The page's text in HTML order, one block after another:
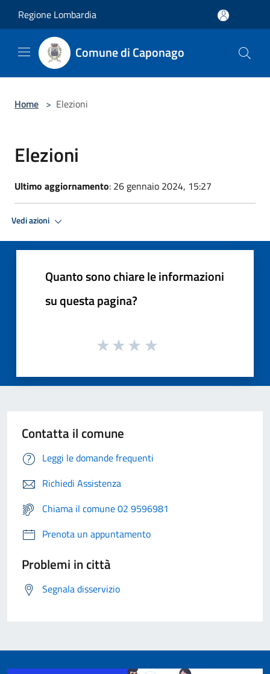
Regione Lombardia
Comune di Caponago
Home > Elezioni
Elezioni
Ultimo aggiornamento: 26 gennaio 2024, 15:27
Vedi azioni
Quanto sono chiare le informazioni
su questa pagina?
Contatta il comune
Leggi le domande frequenti
Richiedi Assistenza
Chiama il comune 02 9596981
Prenota un appuntamento
Problemi in città
Segnala disservizio